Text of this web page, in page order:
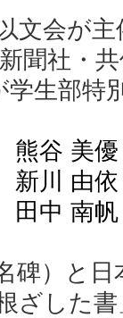
文会が
聞社・
生部特
谷 美優
新川 由
南帆
碑）と
ざした